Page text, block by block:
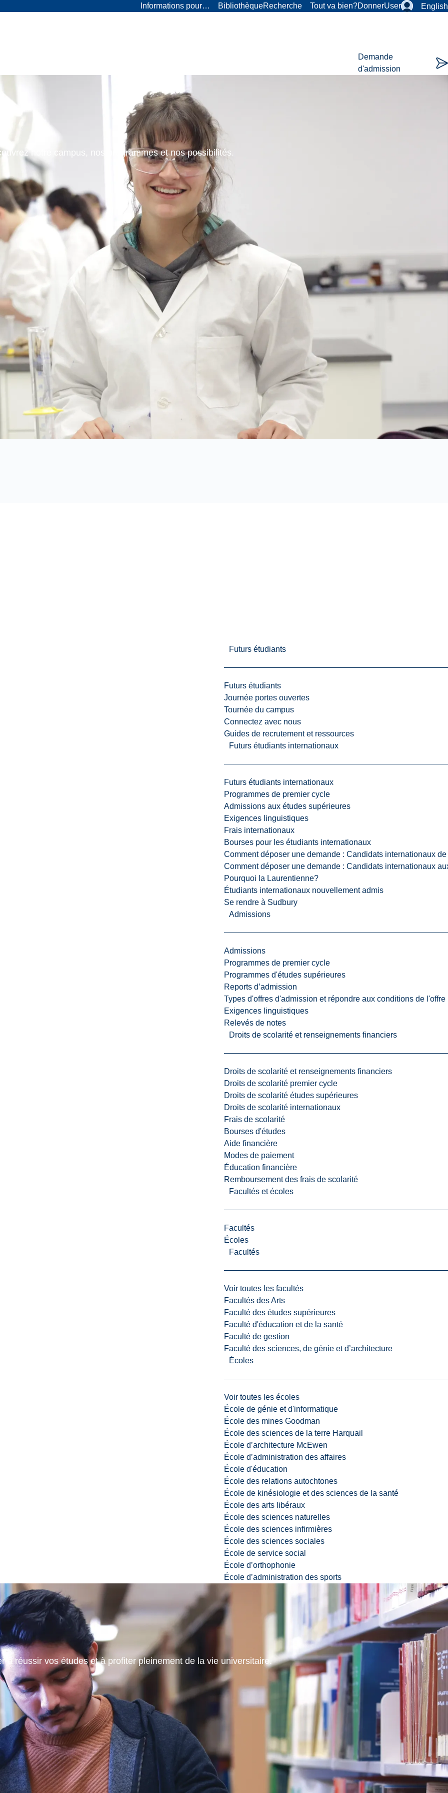
Informations pour… BibliothèqueRecherche Tout va bien?DonnerUser English
Demande
d'admission
notre campus, nos programmes et nos possibilités.
Futurs étudiants
Futurs étudiants
Journée portes ouvertes
Tournée du campus
Connectez avec nous
Guides de recrutement et ressources
Futurs étudiants internationaux
Futurs étudiants internationaux
Programmes de premier cycle
Admissions aux études supérieures
Exigences linguistiques
Frais internationaux
Bourses pour les étudiants internationaux
Comment déposer une demande : Candidats internationaux
Comment déposer une demande : Candidats internationaux
Pourquoi la Laurentienne?
Étudiants internationaux nouvellement admis
Se rendre à Sudbury
Admissions
Admissions
Programmes de premier cycle
Programmes d'études supérieures
Reports d’admission
Types d'offres d'admission et répondre aux conditions de l'offre
Exigences linguistiques
Relevés de notes
Droits de scolarité et renseignements financiers
Droits de scolarité et renseignements financiers
Droits de scolarité premier cycle
Droits de scolarité études supérieures
Droits de scolarité internationaux
Frais de scolarité
Bourses d'études
Aide financière
Modes de paiement
Éducation financière
Remboursement des frais de scolarité
Facultés et écoles
Facultés
Écoles
Facultés
Voir toutes les facultés
Facultés des Arts
Faculté des études supérieures
Faculté d'éducation et de la santé
Faculté de gestion
Faculté des sciences, de génie et d’architecture
Écoles
Voir toutes les écoles
École de génie et d'informatique
École des mines Goodman
École des sciences de la terre Harquail
École d’architecture McEwen
École d’administration des affaires
École d'éducation
École des relations autochtones
École de kinésiologie et des sciences de la santé
École des arts libéraux
École des sciences naturelles
École des sciences infirmières
École des sciences sociales
École de service social
École d’orthophonie
École d’administration des sports
à réussir vos études et à profiter pleinement de la vie universitaire.